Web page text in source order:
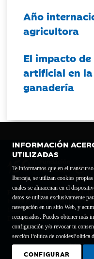
INFORMACIÓN
UTILIZADAS
Te informamos que en el
Ibercaja, se utilizan cookies
cuales se almacenan en el
datos se utilizan exclusivamente
navegación en un sitio Web, y
recuperados. Puedes obtener más
configuración y/o revocar tu
sección Política de cookiesPolítica
CONFIGURAR
Año
agricultora
El impacto
artificial en
ganadería
Fundación Bancaria Ibercaja C.I.F.
Inscrita en el Registro de
1689.
Domicilio social: Joaquín Costa, 13.
Aviso legal